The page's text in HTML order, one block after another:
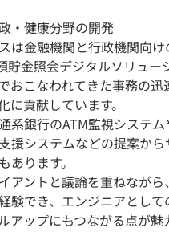
・健康分野の開発
は金融機関と行政機関向
貯金照会デジタルソリュー
おこなわれてきた事務の迅
に貢献しています。
系銀行のATM監視システ
援システムなどの提案か
あります。
アントと議論を重ねなが
験でき、エンジニアとし
アップにもつながる点が魅